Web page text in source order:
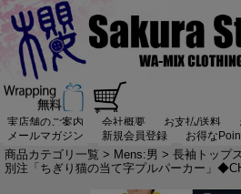
実店舗のご案内 会社概要 お支払/送料
メールマガジン
新規会員登録 お得な
商品カテゴリ一覧 > Mens:男 > 長袖トップス
別注「ちぎり猫の当て字プルパーカー」